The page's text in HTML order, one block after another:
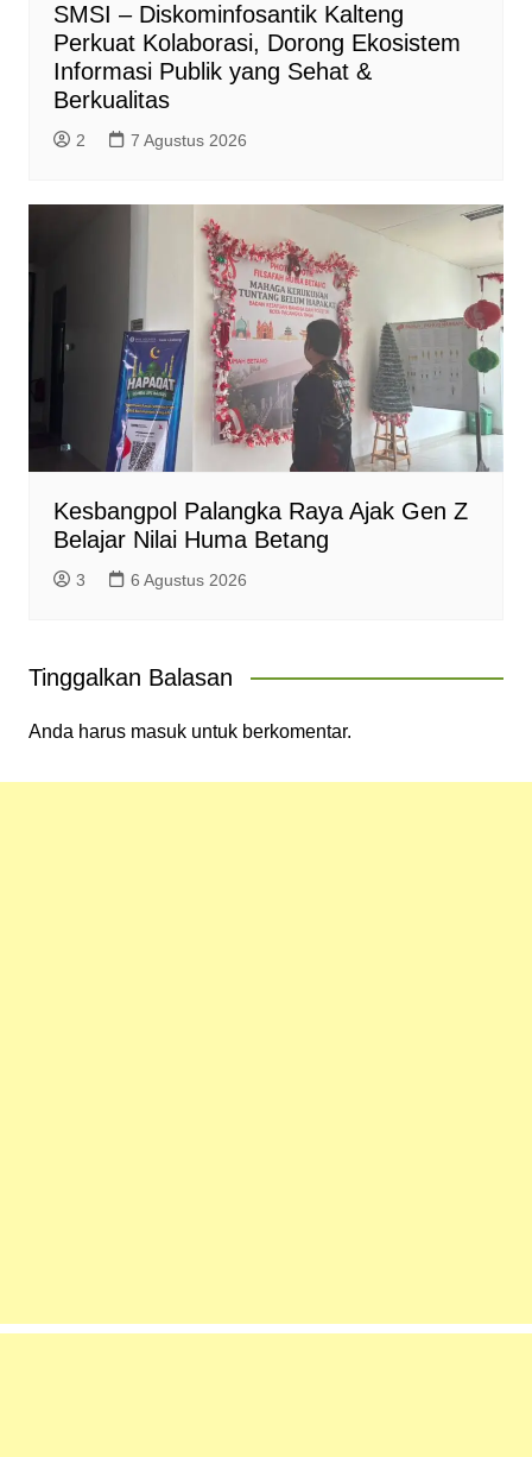
SMSI – Diskominfosantik Kalteng
Perkuat Kolaborasi, Dorong Ekosistem
Informasi Publik yang Sehat &
Berkualitas
2 7 Agustus 2026
Kesbangpol Palangka Raya Ajak Gen Z
Belajar Nilai Huma Betang
3 6 Agustus 2026
Tinggalkan Balasan
Anda harus masukuntuk berkomentar.